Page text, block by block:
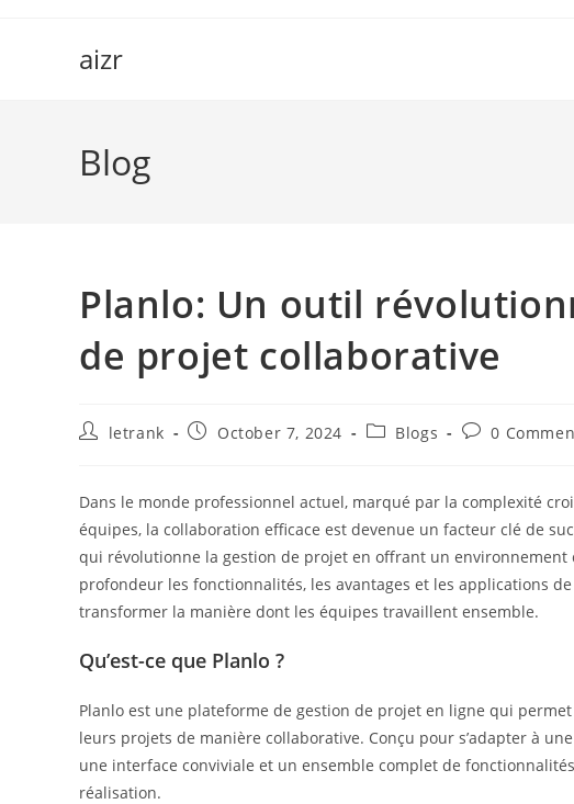
aizr
Blog
Planlo: Un outil
de projet collaborative
Postletrank
PostOctober 7, 2024
PostBlogs
Post0
Dans le monde professionnel actuel, marqué par la complexité
équipes, la collaboration efficace est devenue un facteur clé de
qui révolutionne la gestion de projet en offrant un
profondeur les fonctionnalités, les avantages et les applications
transformer la manière dont les équipes travaillent ensemble.
Qu’est-ce que Planlo ?
Planlo est une plateforme de gestion de projet en ligne qui
leurs projets de manière collaborative. Conçu pour s’adapter à
une interface conviviale et un ensemble complet de
réalisation.